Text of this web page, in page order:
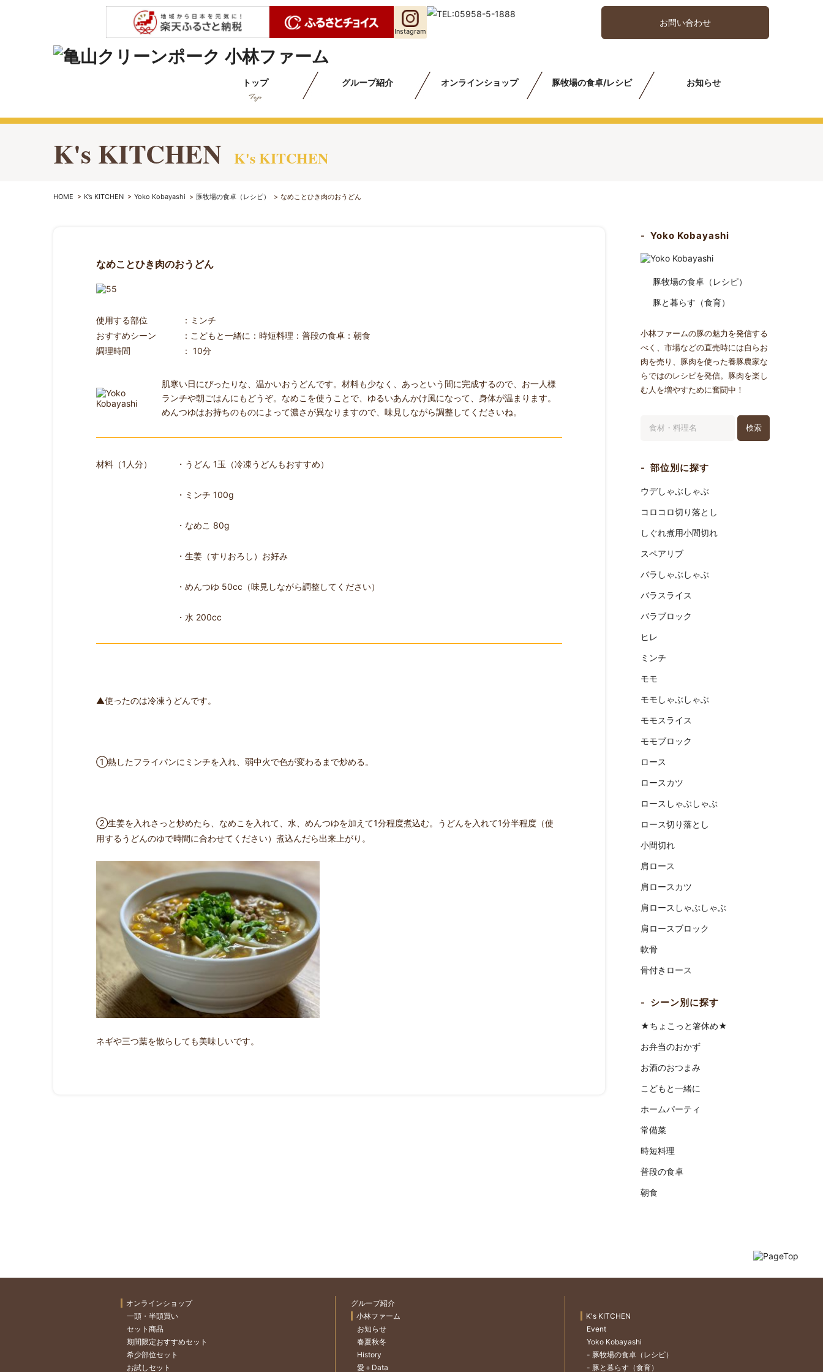
Instagram
お問い合わせ
トップ グループ紹介 オンラインショップ 豚牧場の食卓/レシピ お知らせ
K's KITCHEN K's KITCHEN
HOME > K’s KITCHEN > Yoko Kobayashi > 豚牧場の食卓（レシピ） > なめことひき肉のおうどん
なめことひき肉のおうどん
使用する部位
ミンチ
おすすめシーン
こどもと一緒に 時短料理 普段の食卓
朝食
調理時間
10分
肌寒い日にぴったりな、温かいおうどんです。材料も少なく、あっという間に完成するので、お一人様
ランチや朝ごはんにもどうぞ。なめこを使うことで、ゆるいあんかけ風になって、身体が温まります。
めんつゆはお持ちのものによって濃さが異なりますので、味見しながら調整してくださいね。
材料（1人分） ・うどん 1玉（冷凍うどんもおすすめ）
・ミンチ 100g
・なめこ 80g
・生姜（すりおろし）お好み
・めんつゆ 50cc（味見しながら調整してください）
・水 200cc
▲使ったのは冷凍うどんです。
①熱したフライパンにミンチを入れ、弱中火で色が変わるまで炒める。
②生姜を入れさっと炒めたら、なめこを入れて、水、めんつゆを加えて1分程度煮込む。うどんを入れて1分半程度（使
用するうどんのゆで時間に合わせてください）煮込んだら出来上がり。
ネギや三つ葉を散らしても美味しいです。
Yoko Kobayashi
豚牧場の食卓（レシピ）
豚と暮らす（食育）
小林ファームの豚の魅力を発信する
べく、市場などの直売時には自らお
肉を売り、豚肉を使った養豚農家な
らではのレシピを発信。豚肉を楽し
む人を増やすために奮闘中！
検索
部位別に探す
ウデしゃぶしゃぶ
コロコロ切り落とし
しぐれ煮用小間切れ
スペアリブ
バラしゃぶしゃぶ
バラスライス
バラブロック
ヒレ
ミンチ
モモ
モモしゃぶしゃぶ
モモスライス
モモブロック
ロース
ロースカツ
ロースしゃぶしゃぶ
ロース切り落とし
小間切れ
肩ロース
肩ロースカツ
肩ロースしゃぶしゃぶ
肩ロースブロック
軟骨
骨付きロース
シーン別に探す
★ちょこっと箸休め★
お弁当のおかず
お酒のおつまみ
こどもと一緒に
ホームパーティ
常備菜
時短料理
普段の食卓
朝食
オンラインショップ
一頭・半頭買い
セット商品
期間限定おすすめセット
希少部位セット
お試しセット
グループ紹介
小林ファーム
お知らせ
春夏秋冬
History
愛＋Data
K's KITCHEN
Event
Yoko Kobayashi
- 豚牧場の食卓（レシピ）
- 豚と暮らす（食育）